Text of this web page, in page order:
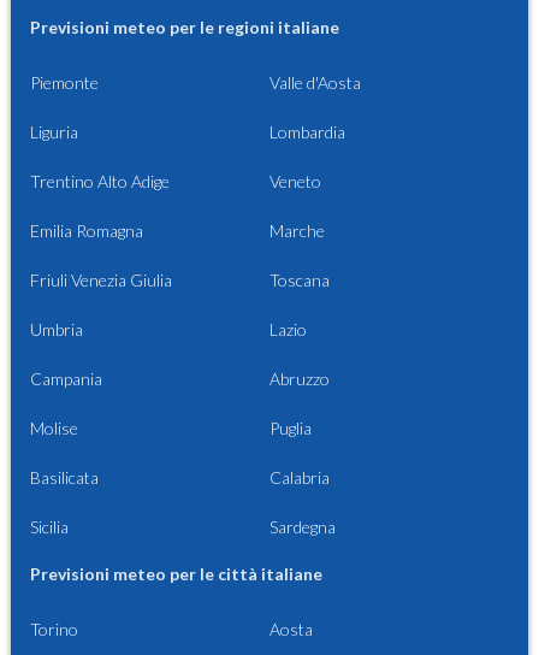
Previsioni meteo per le regioni italiane
Piemonte Valle d'Aosta
Liguria Lombardia
Trentino Alto Adige Veneto
Emilia Romagna Marche
Friuli Venezia Giulia Toscana
Umbria Lazio
Campania Abruzzo
Molise Puglia
Basilicata Calabria
Sicilia Sardegna
Previsioni meteo per le città italiane
Torino Aosta